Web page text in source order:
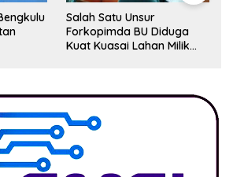
Salah Satu Unsur
Forkopimda BU Diduga
Kuat Kuasai Lahan Milik